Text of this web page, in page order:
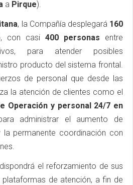
a Pirque).
, la Compañía desplegará 160
, con casi 400 personas entre
para atender posibles
producto del sistema frontal.
de personal que desde las
la atención de clientes como el
Operación y personal 24/7 en
administrar el aumento de
la permanente coordinación con
el reforzamiento de sus
de atención, a fin de